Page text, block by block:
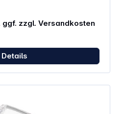
ggf. zzgl. Versandkosten
Details